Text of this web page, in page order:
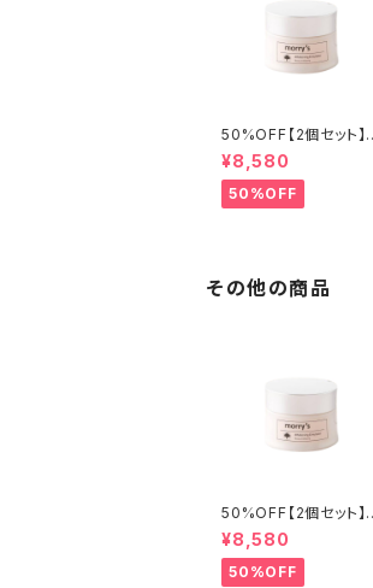
50%OFF【2個セット】
薬用ホワイトニングエマ
ルジョン
¥8,580
50%OFF
その他の商品
50%OFF【2個セット】
薬用ホワイトニングエマ
ルジョン
¥8,580
50%OFF